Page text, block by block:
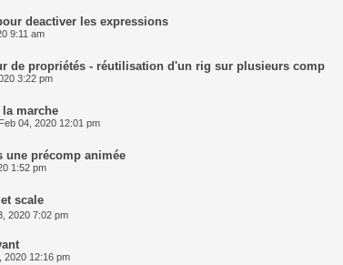
deactiver les expressions
9:11 am
de propriétés - réutilisation d'un rig sur plusieurs comp
3:22 pm
la marche
04, 2020 12:01 pm
une précomp animée
1:52 pm
scale
2020 7:02 pm
2020 12:16 pm